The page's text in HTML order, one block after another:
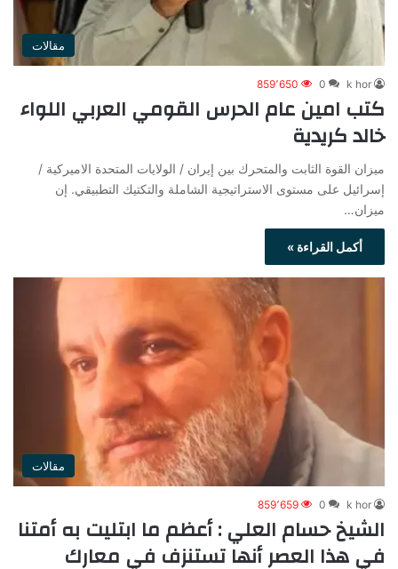
مقالات
k hor
0 859٬650
كتب امين عام الحرس القومي العربي اللواء
خالد كريدية
ميزان القوة الثابت والمتحرك بين إيران / الولايات المتحدة الاميركية /
إسرائيل على مستوى الاستراتيجية الشاملة والتكتيك التطبيقي. إن
ميزان…
أكمل القراءة »
مقالات
k hor
0 859٬659
الشيخ حسام العلي : أعظم ما ابتليت به أمتنا
في هذا العصر أنها تستنزف في معارك